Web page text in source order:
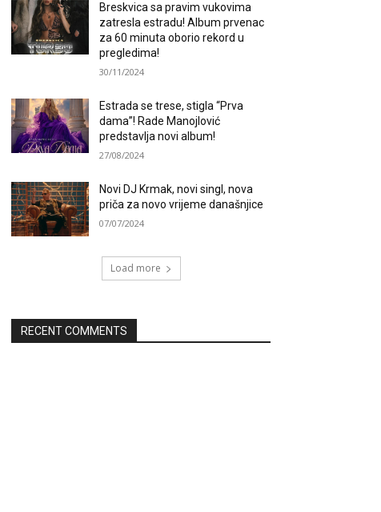
Breskvica sa pravim vukovima
zatresla estradu! Album prvenac
za 60 minuta oborio rekord u
pregledima!
30/11/2024
Estrada se trese, stigla “Prva
dama”! Rade Manojlović
predstavlja novi album!
27/08/2024
Novi DJ Krmak, novi singl, nova
priča za novo vrijeme današnjice
07/07/2024
Load more
RECENT COMMENTS